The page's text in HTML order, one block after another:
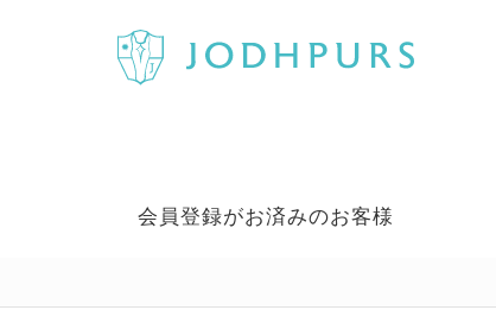
会員登録がお済みのお客様